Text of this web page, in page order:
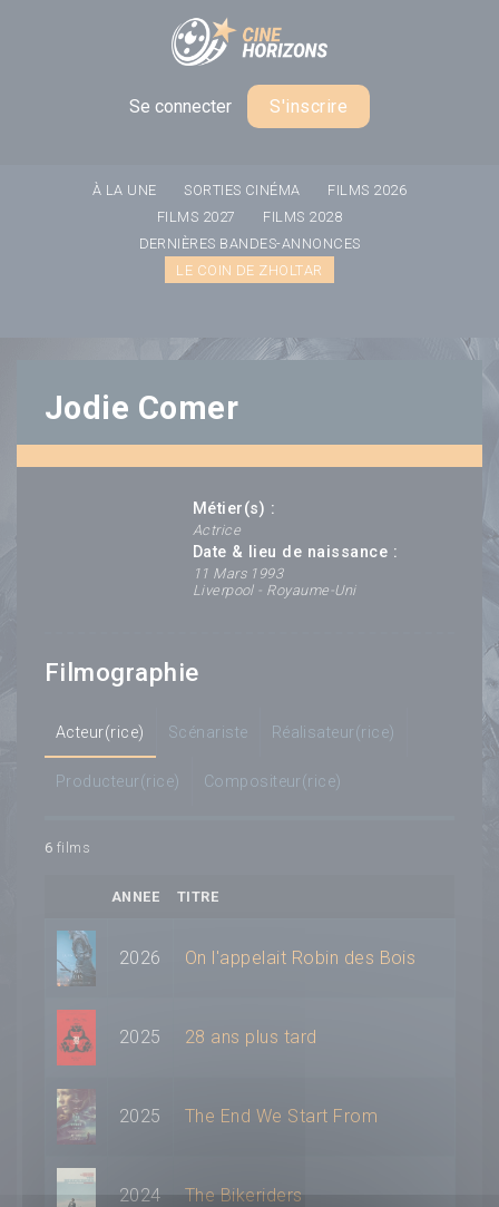
Se connecter S'inscrire
À LA UNE SORTIES CINÉMA
FILMS 2026
FILMS 2027
FILMS 2028
DERNIÈRES BANDES-ANNONCES
LE COIN DE ZHOLTAR
Jodie Comer
Métier(s) :
Actrice
Date & lieu de naissance :
11 Mars 1993
Liverpool - Royaume-Uni
Filmographie
Acteur(rice) Scénariste Réalisateur(rice)
Producteur(rice) Compositeur(rice)
6 films
ANNEE TITRE
2026 On l'appelait Robin des Bois
2025 28 ans plus tard
2025 The End We Start From
2024 The Bikeriders
Panneau de gestion des cookies